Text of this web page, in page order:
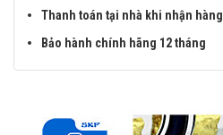
Thanh toán tại nhà khi nhận hàng
Bảo hành chính hãng 12 tháng